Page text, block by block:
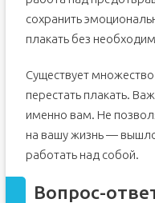
сохранить
плакать без
Существует
перестать плакать.
именно вам. Не
на вашу жизнь —
работать над собой.
Вопрос-